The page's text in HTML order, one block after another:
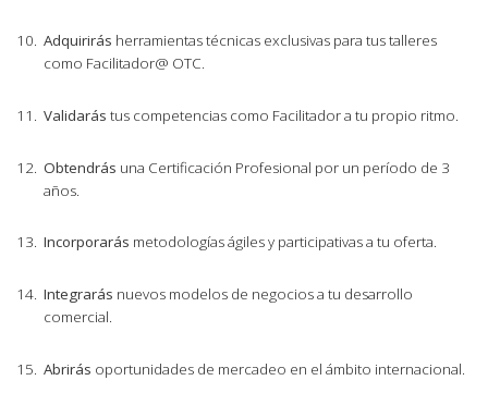
Adquirirás herramientas técnicas exclusivas para tus talleres
como Facilitador@ OTC.
Validarás tus competencias como Facilitador a tu propio ritmo.
Obtendrás una Certificación Profesional por un período de 3
años.
Incorporarás metodologías ágiles y participativas a tu oferta.
Integrarás nuevos modelos de negocios a tu desarrollo
comercial.
Abrirás oportunidades de mercadeo en el ámbito internacional.